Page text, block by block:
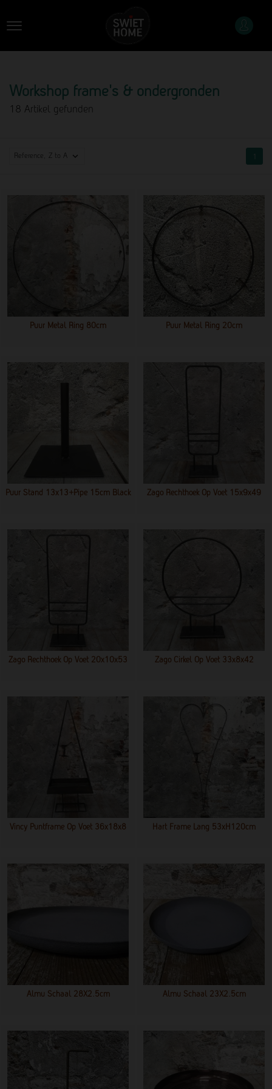
Workshop frame's & ondergronden
18 Artikel gefunden
Reference, Z to A 
Puur Metal Ring 80cm Puur Metal Ring 20cm
Puur Stand 13x13+pipe 15cm Black Zago Rechthoek Op Voet 15x9x49
Zago Rechthoek Op Voet 20x10x53 Zago Cirkel Op Voet 33x8x42
Vincy Puntframe Op Voet 36x18x8 Hart Frame Lang 53xH120cm
Almu Schaal 28X2.5cm Almu Schaal 23X2.5cm